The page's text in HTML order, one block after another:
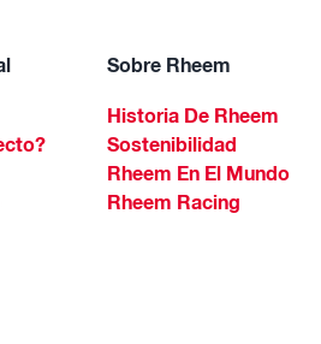
Sobre Rheem
Historia De Rheem
Sostenibilidad
Rheem En El Mundo
Rheem Racing